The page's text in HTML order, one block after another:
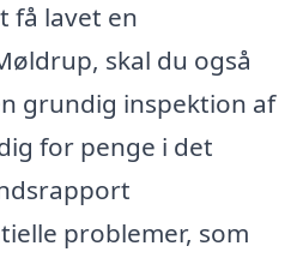
få lavet en
skal du også
grundig inspektion af
for penge i det
problemer, som